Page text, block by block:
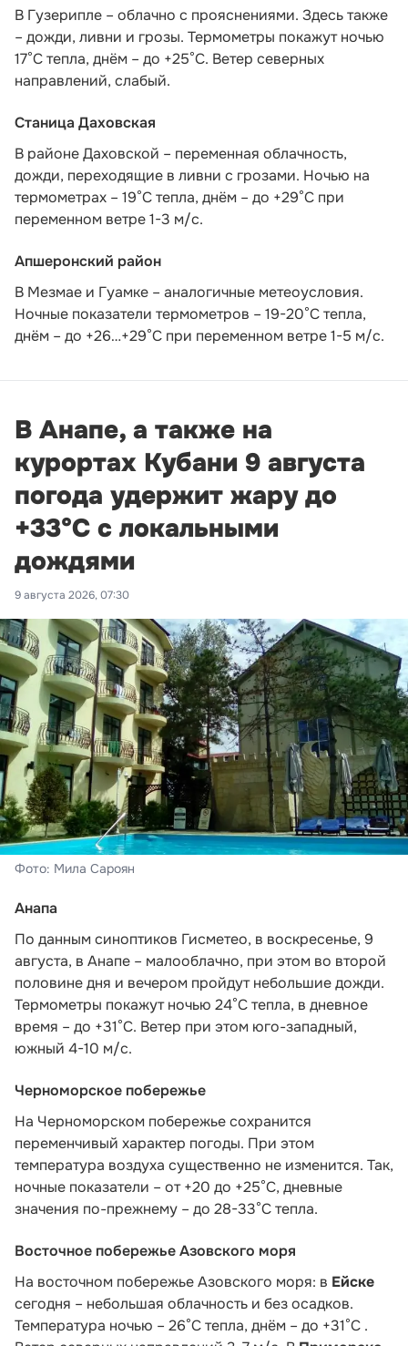
В Гузерипле – облачно с прояснениями. Здесь также
– дожди, ливни и грозы. Термометры покажут ночью
17°С тепла, днём – до +25°С. Ветер северных
направлений, слабый.
Станица Даховская
В районе Даховской – переменная облачность,
дожди, переходящие в ливни с грозами. Ночью на
термометрах – 19°C тепла, днём – до +29°C при
переменном ветре 1-3 м/с.
Апшеронский район
В Мезмае и Гуамке – аналогичные метеоусловия.
Ночные показатели термометров – 19-20°С тепла,
днём – до +26…+29°С при переменном ветре 1-5 м/с.
В Анапе, а также на
курортах Кубани 9 августа
погода удержит жару до
+33°С с локальными
дождями
9 августа 2026, 07:30
Фото: Мила Сароян
Анапа
По данным синоптиков Гисметео, в воскресенье, 9
августа, в Анапе – малооблачно, при этом во второй
половине дня и вечером пройдут небольшие дожди.
Термометры покажут ночью 24°C тепла, в дневное
время – до +31°C. Ветер при этом юго-западный,
южный 4-10 м/с.
Черноморское побережье
На Черноморском побережье сохранится
переменчивый характер погоды. При этом
температура воздуха существенно не изменится. Так,
ночные показатели – от +20 до +25°С, дневные
значения по-прежнему – до 28-33°С тепла.
Восточное побережье Азовского моря
На восточном побережье Азовского моря: в Ейске
сегодня – небольшая облачность и без осадков.
Температура ночью – 26°С тепла, днём – до +31°С .